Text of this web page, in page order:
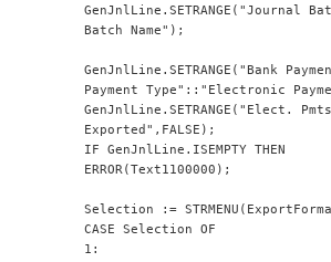
GenJnlLine.SETRANGE("Journal
Batch Name");
GenJnlLine.SETRANGE("Bank
Payment Type"::"Electronic
GenJnlLine.SETRANGE("Elect. Pmts
Exported",FALSE);
IF GenJnlLine.ISEMPTY THEN
ERROR(Text1100000);
Selection :=
CASE Selection OF
1: